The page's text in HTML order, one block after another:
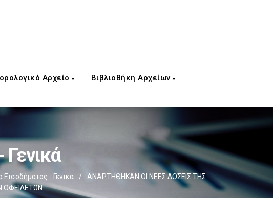
Αρχείο Βιβλιοθήκη Αρχείων
Εισοδήματος - Γενικά /
ΑΝΑΡΤΗΘΗΚΑΝ ΟΙ ΝΕΕΣ ΔΟΣΕΙΣ ΤΗΣ
ΟΦΕΙΛΕΤΩΝ